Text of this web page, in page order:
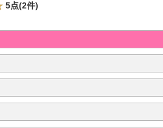
5点(2件)